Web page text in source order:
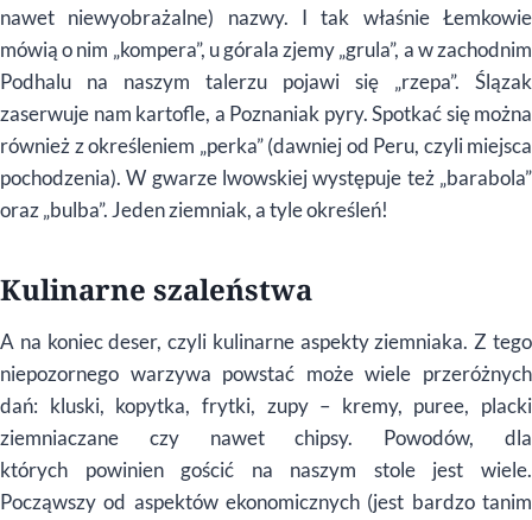
nawet niewyobrażalne) nazwy. I tak właśnie Łemkowie
mówią o nim „kompera”, u górala zjemy „grula”, a w zachodnim
Podhalu na naszym talerzu pojawi się „rzepa”. Ślązak
zaserwuje nam kartofle, a Poznaniak pyry. Spotkać się można
również z określeniem „perka” (dawniej od Peru, czyli miejsca
pochodzenia). W gwarze lwowskiej występuje też „barabola”
oraz „bulba”. Jeden ziemniak, a tyle określeń!
Kulinarne szaleństwa
A na koniec deser, czyli kulinarne aspekty ziemniaka. Z tego
niepozornego warzywa powstać może wiele przeróżnych
dań: kluski, kopytka, frytki, zupy – kremy, puree, placki
ziemniaczane czy nawet chipsy. Powodów, dla
których powinien gościć na naszym stole jest wiele.
Począwszy od aspektów ekonomicznych (jest bardzo tanim